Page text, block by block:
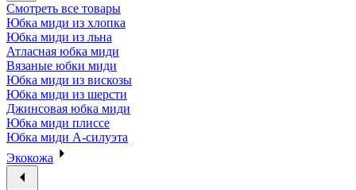
Смотреть все товары
Юбка миди из хлопка
Юбка миди из льна
Атласная юбка миди
Вязаные юбки миди
Юбка миди из вискозы
Юбка миди из шерсти
Джинсовая юбка миди
Юбка миди плиссе
Юбка миди А-силуэта
Экокожа